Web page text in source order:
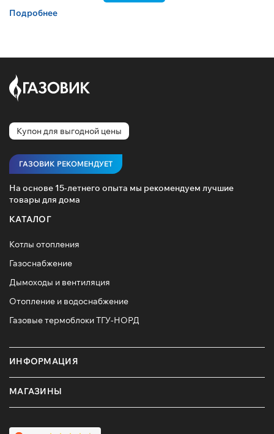
Подробнее
Купон для выгодной цены
ГАЗОВИК РЕКОМЕНДУЕТ
На основе 15-летнего опыта мы рекомендуем лучшие
товары для дома
КАТАЛОГ
Котлы отопления
Газоснабжение
Дымоходы и вентиляция
Отопление и водоснабжение
Газовые термоблоки ТГУ-НОРД
ИНФОРМАЦИЯ
МАГАЗИНЫ